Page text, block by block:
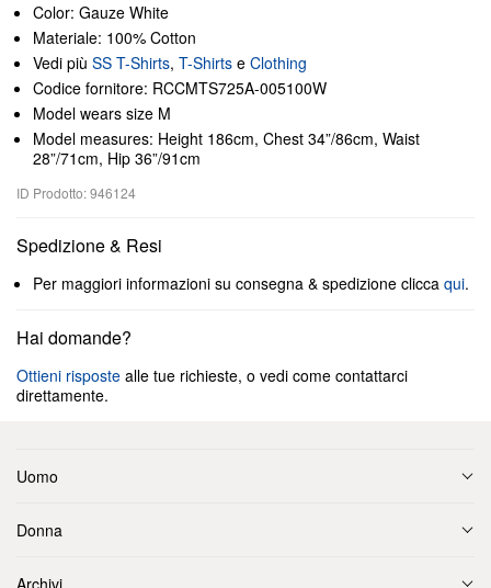
Color: Gauze White
Materiale: 100% Cotton
Vedi più SS T-Shirts, T-Shirts e Clothing
Codice fornitore: RCCMTS725A-005100W
Model wears size M
Model measures: Height 186cm, Chest 34”/86cm, Waist
28”/71cm, Hip 36”/91cm
ID Prodotto: 946124
Spedizione & Resi
Per maggiori informazioni su consegna & spedizione clicca qui.
Hai domande?
Ottieni risposte alle tue richieste, o vedi come contattarci
direttamente.
Uomo
Donna
Archivi